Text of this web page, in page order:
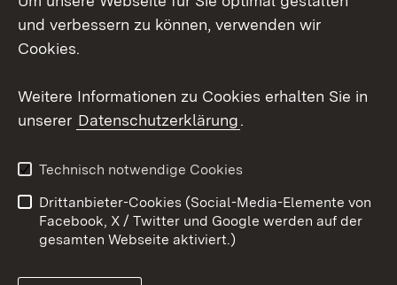
Mastodon
Youtube
Kontakt
Datenschutz
Barrierefreiheit
Impressum Cookies
und verbessern zu können, verwenden wir
Cookies.
Weitere Informationen zu Cookies erhalten Sie in
unserer Datenschutzerklärung.
Technisch notwendige Cookies
Drittanbieter-Cookies (Social-Media-Elemente von
Facebook, X / Twitter und Google werden auf der
gesamten Webseite aktiviert.)